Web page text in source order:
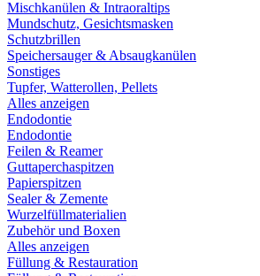
Mischkanülen & Intraoraltips
Mundschutz, Gesichtsmasken
Schutzbrillen
Speichersauger & Absaugkanülen
Sonstiges
Tupfer, Watterollen, Pellets
Alles anzeigen
Endodontie
Endodontie
Feilen & Reamer
Guttaperchaspitzen
Papierspitzen
Sealer & Zemente
Wurzelfüllmaterialien
Zubehör und Boxen
Alles anzeigen
Füllung & Restauration